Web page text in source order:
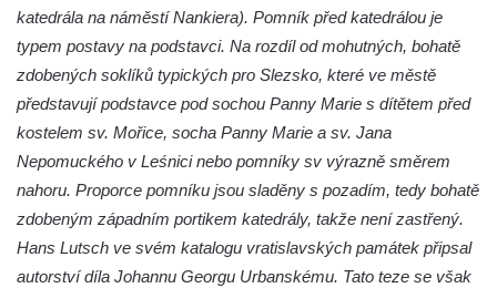
Socha ležícího koně v Sadech
Československé armády v Teplicích
Socha Medvídě v Tierpark Chemnitz
Sochy Ležící žena v Tierpark Chemnitz
Sochy Ptáci v Tierpark Chemnitz
Socha Panter v ZOO Leipzig
Socha Dívka s mušlí v ZOO Leipzig
katedrála na náměstí Nankiera). Pomník před katedrálou je
typem postavy na podstavci. Na rozdíl od mohutných, bohatě
zdobených soklíků typických pro Slezsko, které ve městě
představují podstavce pod sochou Panny Marie s dítětem před
kostelem sv. Mořice, socha Panny Marie a sv. Jana
Nepomuckého v Leśnici nebo pomníky sv výrazně směrem
nahoru. Proporce pomníku jsou sladěny s pozadím, tedy bohatě
zdobeným západním portikem katedrály, takže není zastřený.
Hans Lutsch ve svém katalogu vratislavských památek připsal
autorství díla Johannu Georgu Urbanskému. Tato teze se však